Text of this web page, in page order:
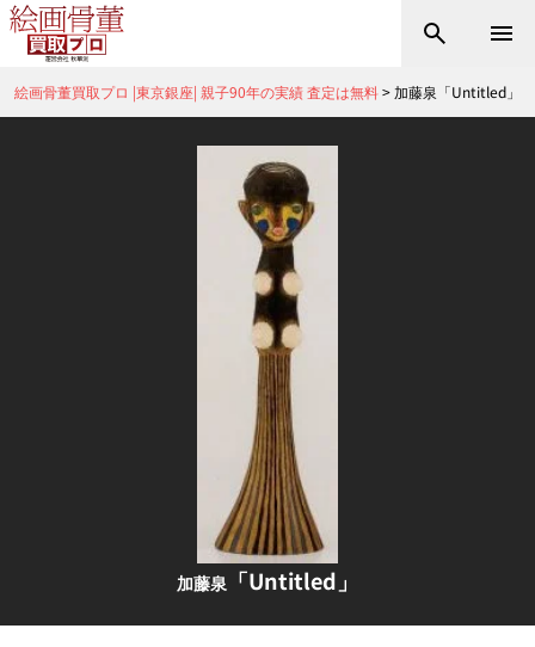
絵画骨董買取プロ |東京銀座| 親子90年の実績 査定は無料>加藤泉「Untitled」
加藤泉 「Untitled」